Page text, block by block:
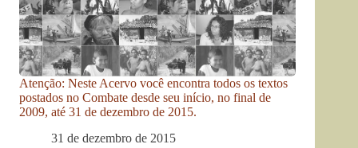
Atenção: Neste Acervo você encontra todos os textos
postados no Combate desde seu início, no final de
2009, até 31 de dezembro de 2015.
31 de dezembro de 2015